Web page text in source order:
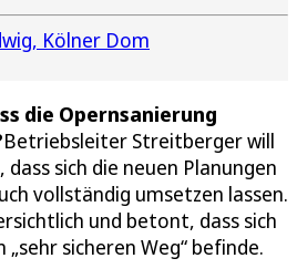
Kölner Dom
die Opernsanierung
Betriebsleiter Streitberger will
sich die neuen Planungen
vollständig umsetzen lassen.
und betont, dass sich
sicheren Weg“ befinde.